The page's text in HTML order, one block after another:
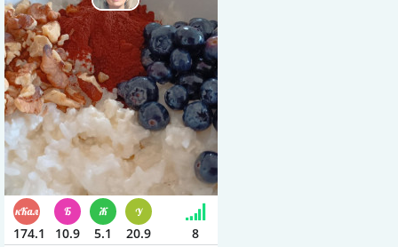
174.1 10.9 5.1 20.9 8